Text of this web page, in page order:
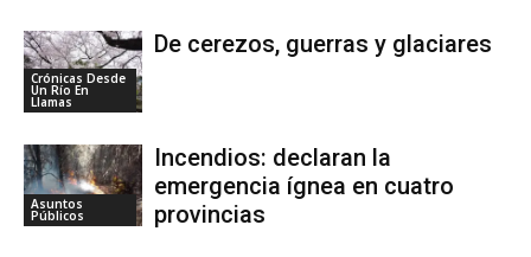
Crónicas Desde
Un Río En
Llamas
De cerezos, guerras y glaciares
Asuntos
Públicos
Incendios: declaran la
emergencia ígnea en cuatro
provincias